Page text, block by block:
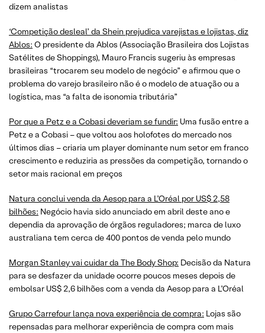
dizem analistas
‘Competição desleal’ da Shein prejudica varejistas e lojistas, diz
Ablos: O presidente da Ablos (Associação Brasileira dos Lojistas
Satélites de Shoppings), Mauro Francis sugeriu às empresas
brasileiras “trocarem seu modelo de negócio” e afirmou que o
problema do varejo brasileiro não é o modelo de atuação ou a
logística, mas “a falta de isonomia tributária”
Por que a Petz e a Cobasi deveriam se fundir: Uma fusão entre a
Petz e a Cobasi – que voltou aos holofotes do mercado nos
últimos dias – criaria um player dominante num setor em franco
crescimento e reduziria as pressões da competição, tornando o
setor mais racional em preços
Natura conclui venda da Aesop para a L’Oréal por US$ 2,58
bilhões: Negócio havia sido anunciado em abril deste ano e
dependia da aprovação de órgãos reguladores; marca de luxo
australiana tem cerca de 400 pontos de venda pelo mundo
Morgan Stanley vai cuidar da The Body Shop: Decisão da Natura
para se desfazer da unidade ocorre poucos meses depois de
embolsar US$ 2,6 bilhões com a venda da Aesop para a L’Oréal
Grupo Carrefour lança nova experiência de compra: Lojas são
repensadas para melhorar experiência de compra com mais